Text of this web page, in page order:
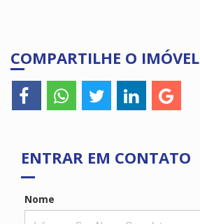
COMPARTILHE O IMÓVEL
ENTRAR EM CONTATO
Nome